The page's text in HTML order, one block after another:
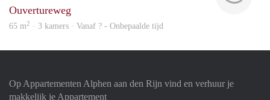
Ouvertureweg
65 m2 · 3 kamers · Vanaf ? - Onbepaalde tijd
Op Appartementen Alphen aan den Rijn vind en verhuur je
makkelijk je Appartement